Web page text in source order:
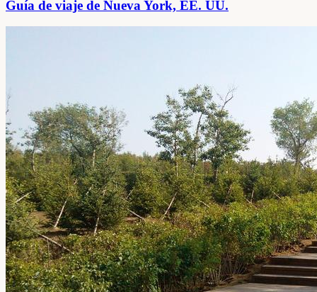
Guía de viaje de Nueva York, EE. UU.